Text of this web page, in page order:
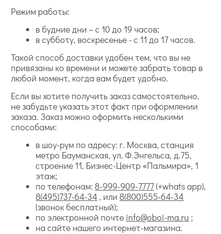
Режим работы:
в будние дни – с 10 до 19 часов;
в субботу, воскресенье - с 11 до 17 часов.
Такой способ доставки удобен тем, что вы не
привязаны ко времени и можете забрать товар в
любой момент, когда вам будет удобно.
Если вы хотите получить заказ самостоятельно,
не забудьте указать этот факт при оформлении
заказа. Заказ можно оформить несколькими
способами:
в шоу-рум по адресу: г. Москва, станция
метро Бауманская, ул. Ф.Энгельса, д.75,
строение 11, Бизнес-Центр «Пальмира», 1
этаж;
по телефонам: 8-999-909-7777(+whats app),
8(495)737-64-34 , или 8(800)555-64-34
(звонок бесплатный);
по электронной почте info@oboi-ma.ru ;
на сайте нашего интернет-магазина.